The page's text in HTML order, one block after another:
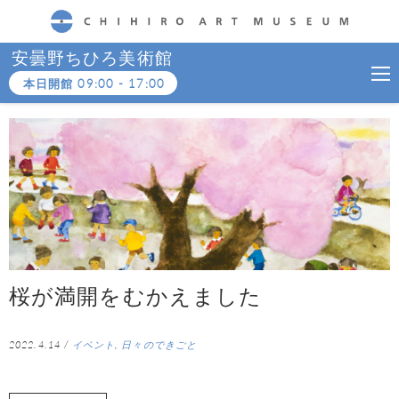
CHIHIRO ART MUSEUM
安曇野ちひろ美術館
本日開館09:00 - 17:00
桜が満開をむかえました
2022.4.14 / イベント 日々のできごと